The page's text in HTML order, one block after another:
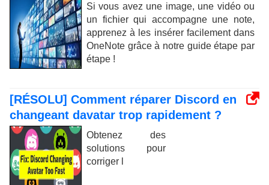
Si vous avez une image, une vidéo ou
un fichier qui accompagne une note,
apprenez à les insérer facilement dans
OneNote grâce à notre guide étape par
étape !
[RÉSOLU] Comment réparer Discord en
changeant davatar trop rapidement ?
Obtenez des
solutions pour
corriger l